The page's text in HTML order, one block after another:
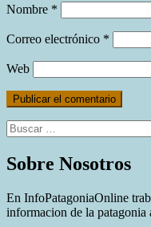
Nombre *
Correo electrónico *
Web
Buscar:
Sobre Nosotros
En InfoPatagoniaOnline
informacion de la patagonia